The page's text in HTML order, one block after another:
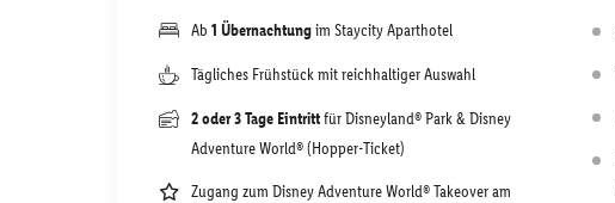
Ab 1 Übernachtungim Staycity Aparthotel
Tägliches Frühstück mit reichhaltiger Auswahl
2 oder 3 Tage Eintrittfür Disneyland® Park & Disney
Adventure World® (Hopper-Ticket)
Zugang zum Disney Adventure World® Takeover am